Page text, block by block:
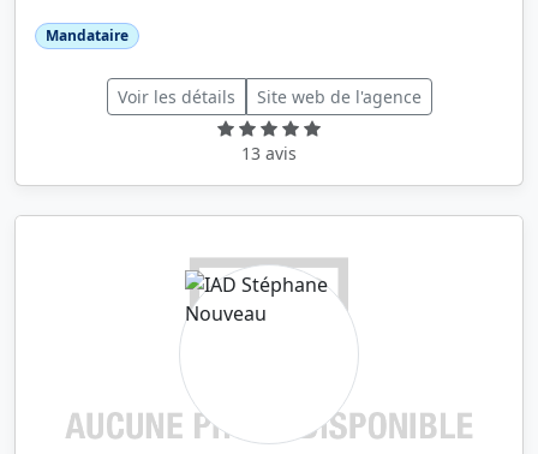
Mandataire
Voir les détails Site web de l'agence
13 avis